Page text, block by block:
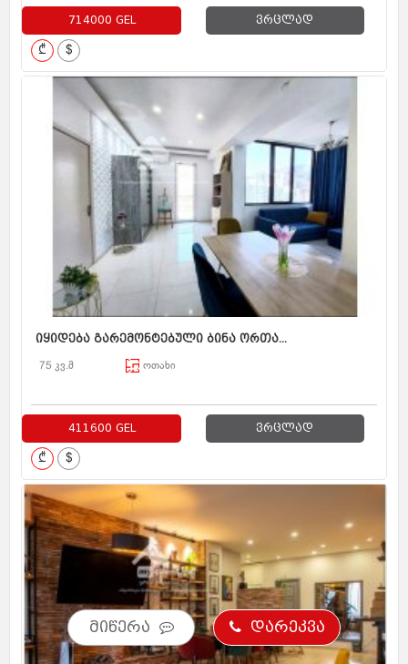
714000 GEL ვრცლად
₾ $
იყიდება გარემონტებული ბინა ორთა...
75 კვ.მ ოთახი
411600 GEL ვრცლად
₾ $
მიწერა დარეკვა